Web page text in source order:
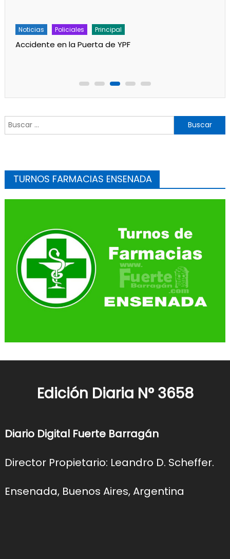
Noticias Policiales Principal
Accidente en la Puerta de YPF
Buscar:
TURNOS FARMACIAS ENSENADA
Edición Diaria N° 3658
Diario Digital Fuerte Barragán
Director Propietario: Leandro D. Scheffer.
Ensenada, Buenos Aires, Argentina